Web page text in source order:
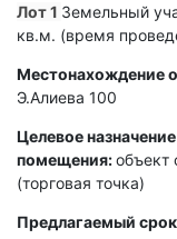
Лот 1 Земельный
кв.м. (время
Местонахождение
Э.Алиева 100
Целевое
помещения:объект
(торговая точка)
Предлагаемый